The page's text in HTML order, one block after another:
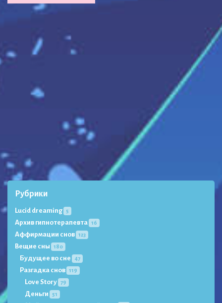
Рубрики
Lucid dreaming 5
Архив гипнотерапевта 16
Аффирмации снов 123
Вещие сны 180
Будущее во сне 47
Разгадка снов 119
Love Story 79
Деньги 51